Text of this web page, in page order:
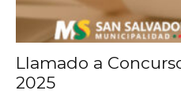
Llamado a
2025